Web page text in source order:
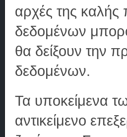
αρχές της καλής
δεδομένων
θα δείξουν την
δεδομένων.
Τα υποκείμενα
αντικείμενο